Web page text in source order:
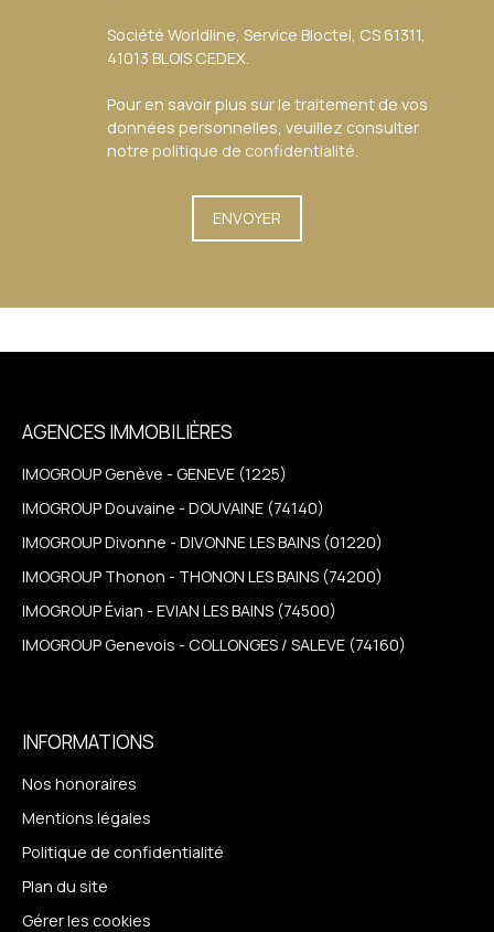
Société Worldline, Service Bloctel, CS 61311,
41013 BLOIS CEDEX.
Pour en savoir plus sur le traitement de vos
données personnelles, veuillez consulter
notre politique de confidentialité
ENVOYER
AGENCES IMMOBILIÈRES
IMOGROUP Genève - GENEVE (1225)
IMOGROUP Douvaine - DOUVAINE (74140)
IMOGROUP Divonne - DIVONNE LES BAINS (01220)
IMOGROUP Thonon - THONON LES BAINS (74200)
IMOGROUP Évian - EVIAN LES BAINS (74500)
IMOGROUP Genevois - COLLONGES / SALEVE (74160)
INFORMATIONS
Nos honoraires
Mentions légales
Politique de confidentialité
Plan du site
Gérer les cookies